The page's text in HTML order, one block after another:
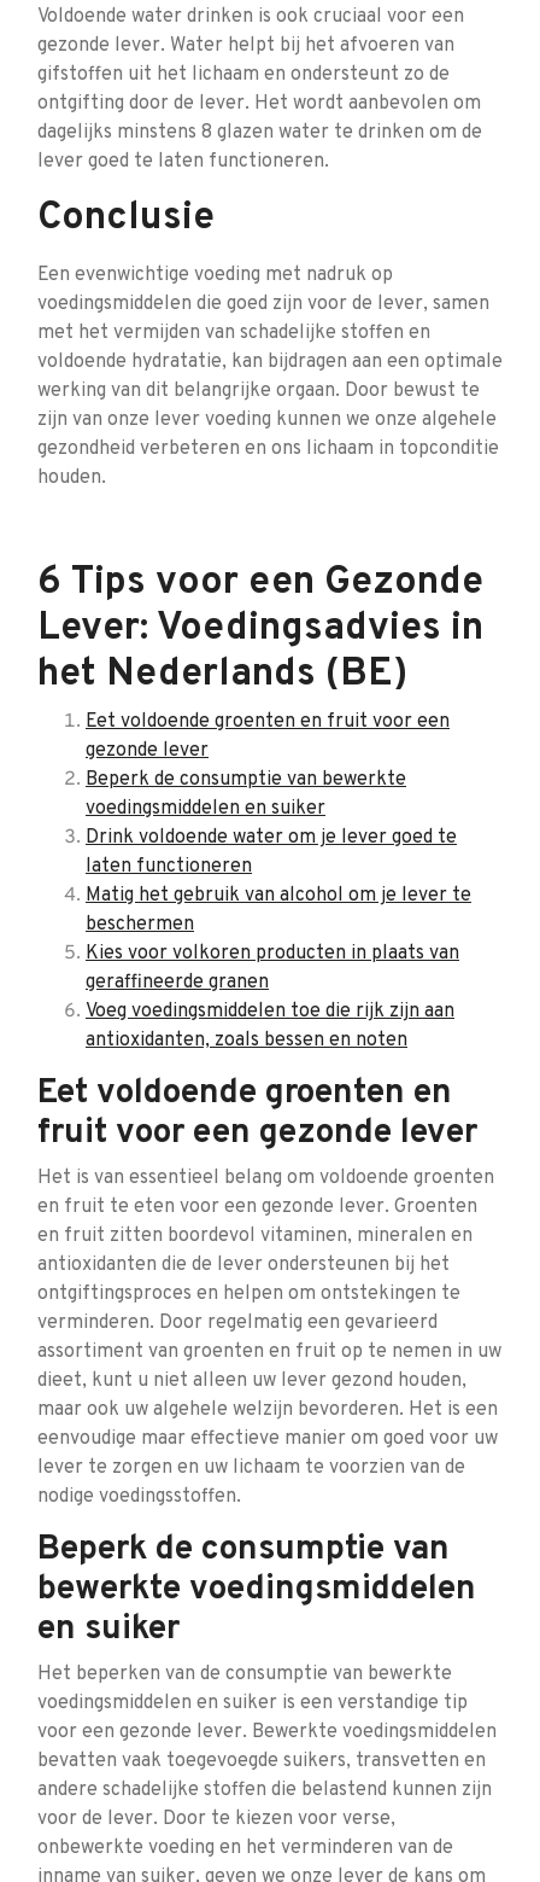
Voldoende water drinken is ook cruciaal voor een
gezonde lever. Water helpt bij het afvoeren van
gifstoffen uit het lichaam en ondersteunt zo de
ontgifting door de lever. Het wordt aanbevolen om
dagelijks minstens 8 glazen water te drinken om de
lever goed te laten functioneren.
Conclusie
Een evenwichtige voeding met nadruk op
voedingsmiddelen die goed zijn voor de lever, samen
met het vermijden van schadelijke stoffen en
voldoende hydratatie, kan bijdragen aan een optimale
werking van dit belangrijke orgaan. Door bewust te
zijn van onze lever voeding kunnen we onze algehele
gezondheid verbeteren en ons lichaam in topconditie
houden.
6 Tips voor een Gezonde
Lever: Voedingsadvies in
het Nederlands (BE)
Eet voldoende groenten en fruit voor een
gezonde lever
Beperk de consumptie van bewerkte
voedingsmiddelen en suiker
Drink voldoende water om je lever goed te
laten functioneren
Matig het gebruik van alcohol om je lever te
beschermen
Kies voor volkoren producten in plaats van
geraffineerde granen
Voeg voedingsmiddelen toe die rijk zijn aan
antioxidanten, zoals bessen en noten
Eet voldoende groenten en
fruit voor een gezonde lever
Het is van essentieel belang om voldoende groenten
en fruit te eten voor een gezonde lever. Groenten
en fruit zitten boordevol vitaminen, mineralen en
antioxidanten die de lever ondersteunen bij het
ontgiftingsproces en helpen om ontstekingen te
verminderen. Door regelmatig een gevarieerd
assortiment van groenten en fruit op te nemen in uw
dieet, kunt u niet alleen uw lever gezond houden,
maar ook uw algehele welzijn bevorderen. Het is een
eenvoudige maar effectieve manier om goed voor uw
lever te zorgen en uw lichaam te voorzien van de
nodige voedingsstoffen.
Beperk de consumptie van
bewerkte voedingsmiddelen
en suiker
Het beperken van de consumptie van bewerkte
voedingsmiddelen en suiker is een verstandige tip
voor een gezonde lever. Bewerkte voedingsmiddelen
bevatten vaak toegevoegde suikers, transvetten en
andere schadelijke stoffen die belastend kunnen zijn
voor de lever. Door te kiezen voor verse,
onbewerkte voeding en het verminderen van de
inname van suiker, geven we onze lever de kans om